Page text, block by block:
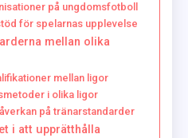
på ungdomsfotboll
för spelarnas upplevelse
mellan olika
mellan ligor
i olika ligor
på tränarstandarder
i att upprätthålla